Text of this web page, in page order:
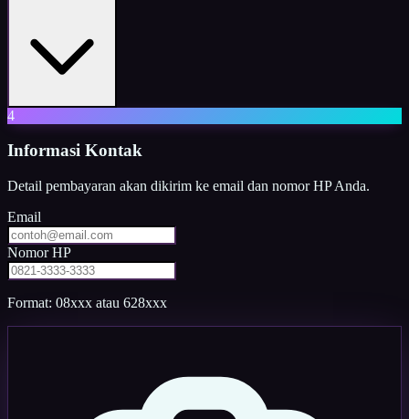
4
Informasi Kontak
Detail pembayaran akan dikirim ke email dan nomor HP Anda.
Email
Nomor HP
Format: 08xxx atau 628xxx